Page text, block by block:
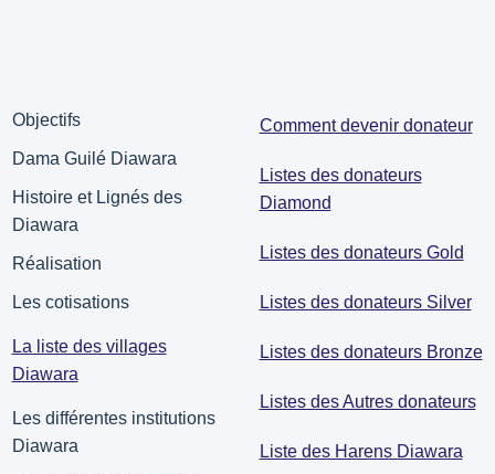
Objectifs
Dama Guilé Diawara
Histoire et Lignés des
Diawara
Réalisation
Les cotisations
La liste des villages
Diawara
Les différentes institutions
Diawara
Comment devenir donateur
Listes des donateurs
Diamond
Listes des donateurs Gold
Listes des donateurs Silver
Listes des donateurs Bronze
Listes des Autres donateurs
Liste des Harens Diawara